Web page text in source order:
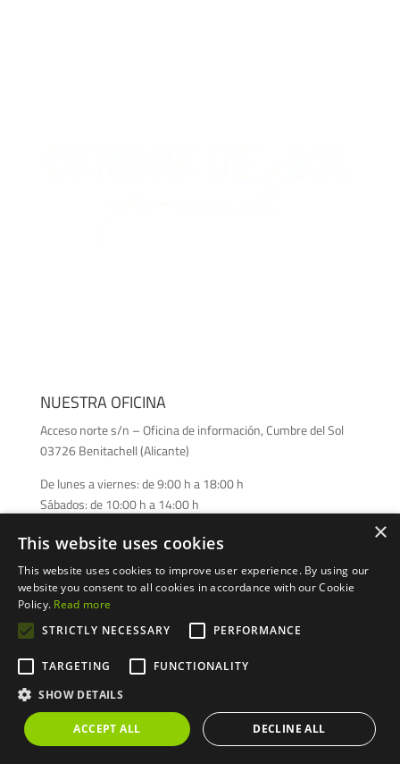
NUESTRA OFICINA
Acceso norte s/n – Oficina de información, Cumbre del Sol
03726 Benitachell (Alicante)
De lunes a viernes: de 9:00 h a 18:00 h
Sábados: de 10:00 h a 14:00 h
CONTÁCTANOS
+34 609 612 552
management@cumbredelsol.com
Seguir
×
This website uses cookies
This website uses cookies to improve user experience. By using our
website you consent to all cookies in accordance with our Cookie
Policy. Read more
STRICTLY NECESSARY
PERFORMANCE
TARGETING
FUNCTIONALITY
SHOW DETAILS
ACCEPT ALL DECLINE ALL